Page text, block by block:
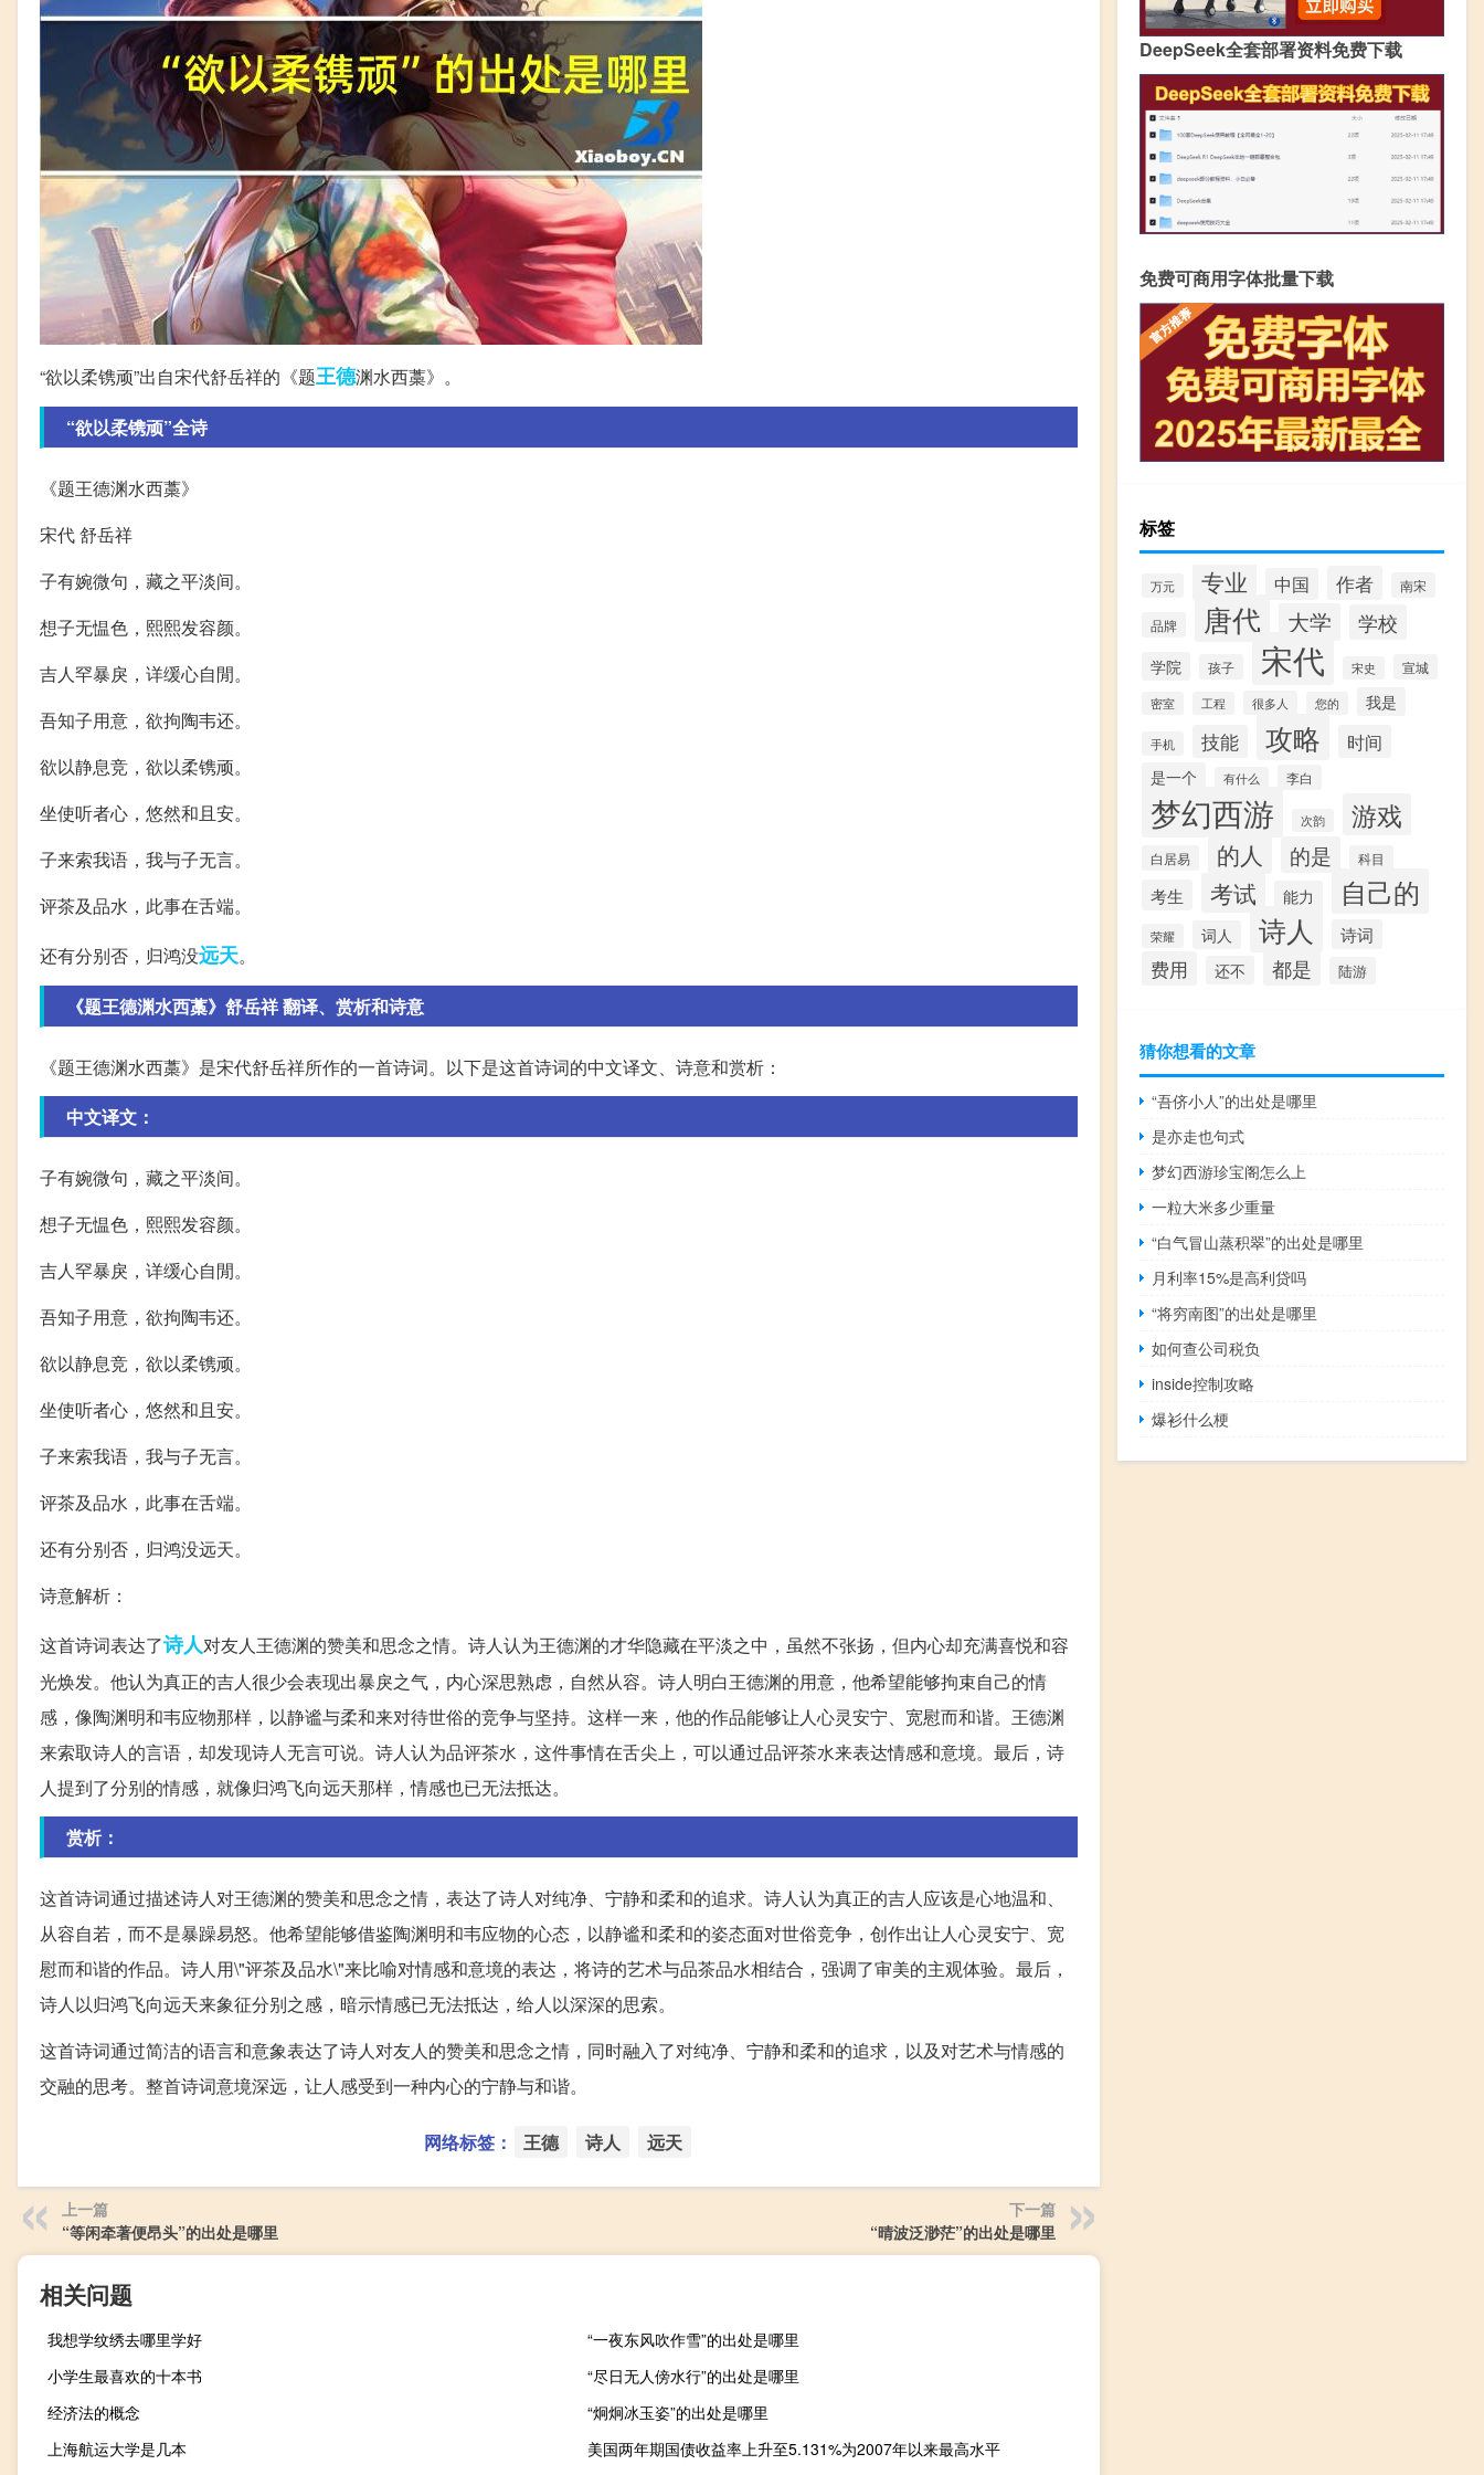
“欲以柔镌顽”出自宋代舒岳祥的《题王德渊水西藁》。
“欲以柔镌顽”全诗
《题王德渊水西藁》
宋代 舒岳祥
子有婉微句，藏之平淡间。
想子无愠色，熙熙发容颜。
吉人罕暴戾，详缓心自閒。
吾知子用意，欲拘陶韦还。
欲以静息竞，欲以柔镌顽。
坐使听者心，悠然和且安。
子来索我语，我与子无言。
评茶及品水，此事在舌端。
还有分别否，归鸿没远天。
《题王德渊水西藁》舒岳祥 翻译、赏析和诗意
《题王德渊水西藁》是宋代舒岳祥所作的一首诗词。以下是这首诗词的中文译文、诗意和赏析：
中文译文：
子有婉微句，藏之平淡间。
想子无愠色，熙熙发容颜。
吉人罕暴戾，详缓心自閒。
吾知子用意，欲拘陶韦还。
欲以静息竞，欲以柔镌顽。
坐使听者心，悠然和且安。
子来索我语，我与子无言。
评茶及品水，此事在舌端。
还有分别否，归鸿没远天。
诗意解析：
这首诗词表达了诗人对友人王德渊的赞美和思念之情。诗人认为王德渊的才华隐藏在平淡之中，虽然不张扬，但内心却充满喜悦和容
光焕发。他认为真正的吉人很少会表现出暴戾之气，内心深思熟虑，自然从容。诗人明白王德渊的用意，他希望能够拘束自己的情
感，像陶渊明和韦应物那样，以静谧与柔和来对待世俗的竞争与坚持。这样一来，他的作品能够让人心灵安宁、宽慰而和谐。王德渊
来索取诗人的言语，却发现诗人无言可说。诗人认为品评茶水，这件事情在舌尖上，可以通过品评茶水来表达情感和意境。最后，诗
人提到了分别的情感，就像归鸿飞向远天那样，情感也已无法抵达。
赏析：
这首诗词通过描述诗人对王德渊的赞美和思念之情，表达了诗人对纯净、宁静和柔和的追求。诗人认为真正的吉人应该是心地温和、
从容自若，而不是暴躁易怒。他希望能够借鉴陶渊明和韦应物的心态，以静谧和柔和的姿态面对世俗竞争，创作出让人心灵安宁、宽
慰而和谐的作品。诗人用\"评茶及品水\"来比喻对情感和意境的表达，将诗的艺术与品茶品水相结合，强调了审美的主观体验。最后，
诗人以归鸿飞向远天来象征分别之感，暗示情感已无法抵达，给人以深深的思索。
这首诗词通过简洁的语言和意象表达了诗人对友人的赞美和思念之情，同时融入了对纯净、宁静和柔和的追求，以及对艺术与情感的
交融的思考。整首诗词意境深远，让人感受到一种内心的宁静与和谐。
网络标签： 王德 诗人 远天
上一篇
“等闲牵著便昂头”的出处是哪里
下一篇
“晴波泛渺茫”的出处是哪里
相关问题
我想学纹绣去哪里学好
“一夜东风吹作雪”的出处是哪里
小学生最喜欢的十本书
“尽日无人傍水行”的出处是哪里
经济法的概念
“炯炯冰玉姿”的出处是哪里
上海航运大学是几本
美国两年期国债收益率上升至5.131%为2007年以来最高水平
DeepSeek全套部署资料免费下载
免费可商用字体批量下载
标签
万元 专业 中国 作者 南宋
品牌 唐代 大学 学校
学院 孩子 宋代 宋史 宣城
密室 工程 很多人 您的 我是
手机 技能 攻略 时间
是一个 有什么 李白
梦幻西游 次韵 游戏
白居易 的人 的是 科目
考生 考试 能力 自己的
荣耀 词人 诗人 诗词
费用 还不 都是 陆游
猜你想看的文章
“吾侪小人”的出处是哪里
是亦走也句式
梦幻西游珍宝阁怎么上
一粒大米多少重量
“白气冒山蒸积翠”的出处是哪里
月利率15%是高利贷吗
“将穷南图”的出处是哪里
如何查公司税负
inside控制攻略
爆衫什么梗